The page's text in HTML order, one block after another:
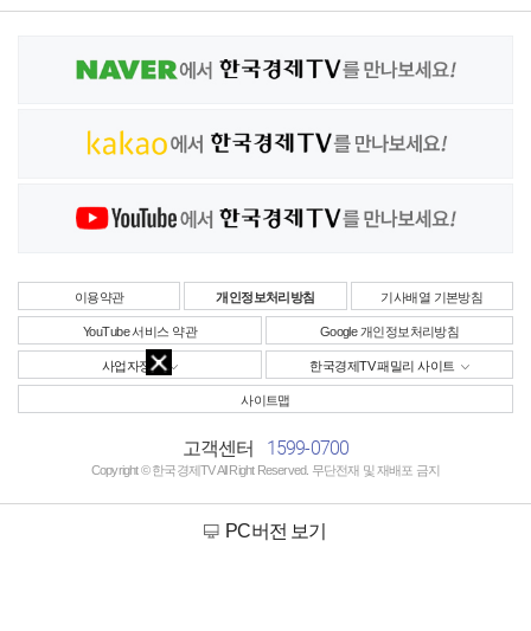
이용약관 개인정보처리방침 기사배열 기본방침
YouTube 서비스 약관 Google 개인정보처리방침
사업자정보 한국경제TV 패밀리 사이트
사이트맵
고객센터 1599-0700
Copyright © 한국경제TV All Right Reserved. 무단전재 및 재배포 금지
PC버전 보기